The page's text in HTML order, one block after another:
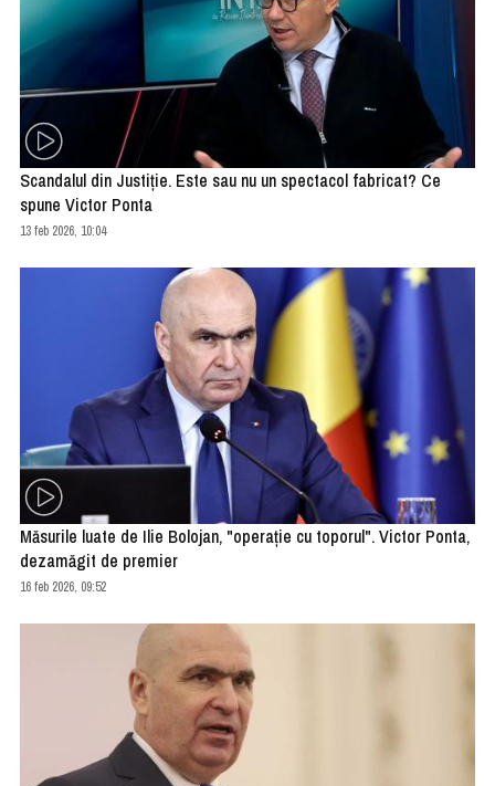
Scandalul din Justiție. Este sau nu un spectacol fabricat? Ce
spune Victor Ponta
13 feb 2026, 10:04
Măsurile luate de Ilie Bolojan, "operaţie cu toporul". Victor Ponta,
dezamăgit de premier
16 feb 2026, 09:52